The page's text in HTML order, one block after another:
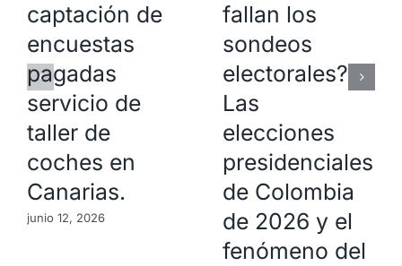
captación de
encuestas
pagadas
servicio de
taller de
coches en
Canarias.
junio 12, 2026
fallan los
sondeos
electorales?
Las
elecciones
presidenciales
de Colombia
de 2026 y el
fenómeno del